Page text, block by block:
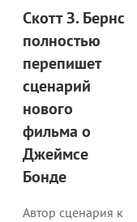
Скотт З. Бернс
полностью
перепишет
сценарий
нового
фильма о
Джеймсе
Бонде
Автор сценария к